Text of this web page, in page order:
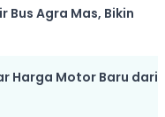
Bus Agra Mas, Bikin
Harga Motor Baru dari